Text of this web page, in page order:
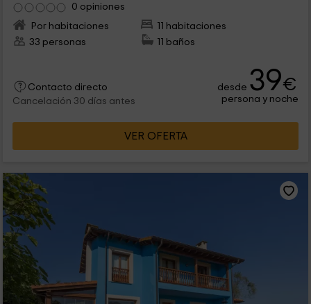
0 opiniones
Por habitaciones
11 habitaciones
33 personas
11 baños
Contacto directo
Cancelación 30 días antes
desde 39€
persona y noche
VER OFERTA